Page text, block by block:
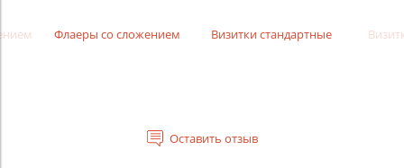
Флаеры со сложением Визитки стандартные
Оставить отзыв